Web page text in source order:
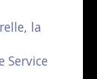
la
Service